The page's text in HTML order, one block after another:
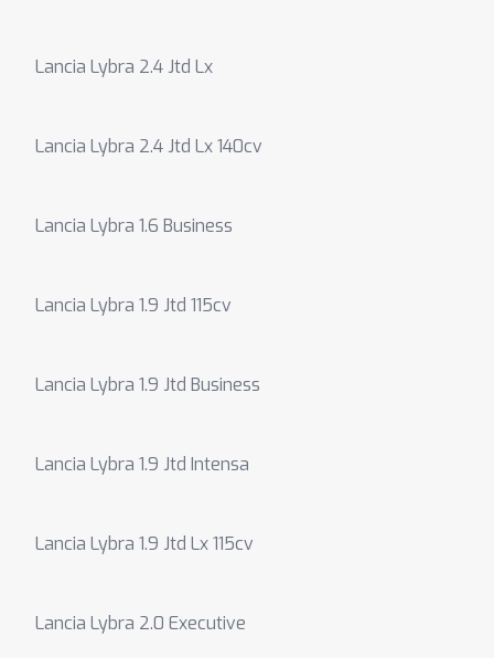
Lancia Lybra 2.4 Jtd Lx
Lancia Lybra 2.4 Jtd Lx 140cv
Lancia Lybra 1.6 Business
Lancia Lybra 1.9 Jtd 115cv
Lancia Lybra 1.9 Jtd Business
Lancia Lybra 1.9 Jtd Intensa
Lancia Lybra 1.9 Jtd Lx 115cv
Lancia Lybra 2.0 Executive